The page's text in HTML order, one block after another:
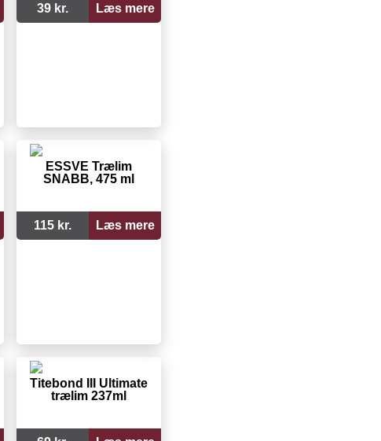
39 kr. Læs mere
ESSVE Trælim
SNABB, 475 ml
115 kr. Læs mere
Titebond III Ultimate
trælim 237ml